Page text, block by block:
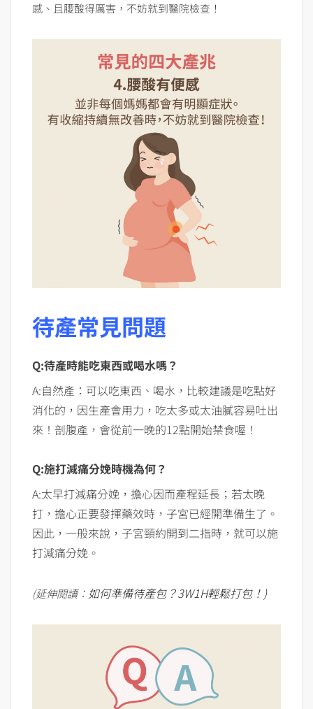
感、且腰酸得厲害，不妨就到醫院檢查！
待產常見問題
Q:待產時能吃東西或喝水嗎？
A:自然產：可以吃東西、喝水，比較建議是吃點好
消化的，因生產會用力，吃太多或太油膩容易吐出
來！剖腹產，會從前一晚的12點開始禁食喔！
Q:施打減痛分娩時機為何？
A:太早打減痛分娩，擔心因而產程延長；若太晚
打，擔心正要發揮藥效時，子宮已經開準備生了。
因此，一般來說，子宮頸約開到二指時，就可以施
打減痛分娩。
(延伸閱讀： 如何準備待產包？3W1H輕鬆打包！)